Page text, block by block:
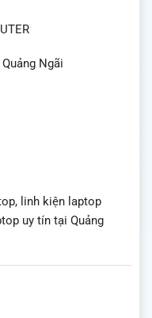
Ngãi
linh kiện laptop
uy tín tại Quảng